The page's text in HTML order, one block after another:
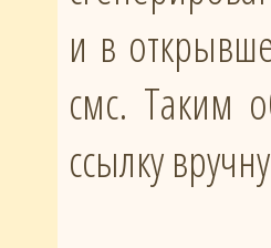
и в
смс. Таким
ссылку